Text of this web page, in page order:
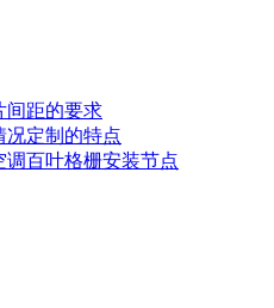
间距的要求
况定制的特点
百叶格栅安装节点